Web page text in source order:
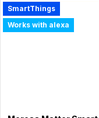
SmartThings
Works with alexa